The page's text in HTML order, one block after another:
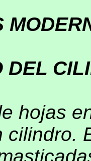
DEL
hojas
cilindro.